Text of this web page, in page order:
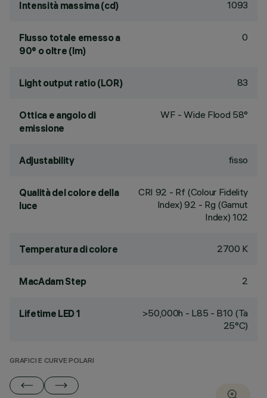
Intensità massima (cd) 1093
Flusso totale emesso a
90° o oltre (lm)
0
Light output ratio (LOR) 83
Ottica e angolo di
emissione
WF - Wide Flood 58°
Adjustability fisso
Qualità del colore della
luce
CRI 92 - Rf (Colour Fidelity
Index) 92 - Rg (Gamut
Index) 102
Temperatura di colore 2700 K
MacAdam Step 2
Lifetime LED 1
>50,000h - L85 - B10 (Ta
25°C)
GRAFICI E CURVE POLARI